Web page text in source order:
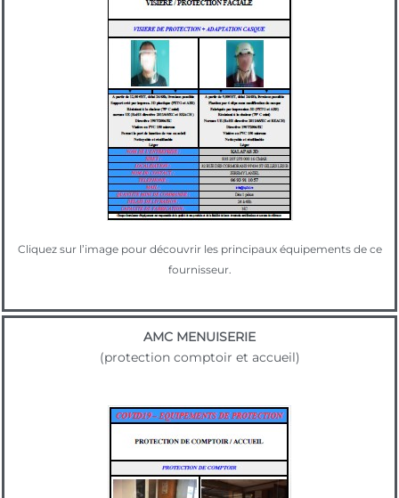
Cliquez sur l’image pour découvrir les principaux équipements de ce
fournisseur.
AMC MENUISERIE
(protection comptoir et accueil)